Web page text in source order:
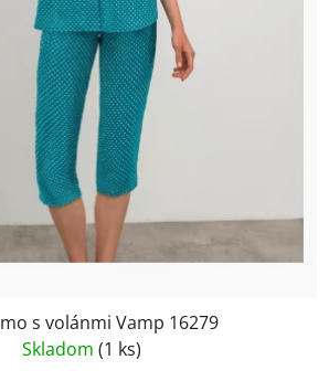
s volánmi Vamp 16279
Skladom (1 ks)